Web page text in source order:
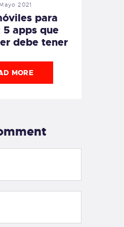
2021
para
5 apps que
debe tener
MORE